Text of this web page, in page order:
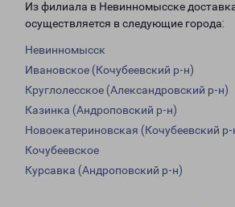
Из филиала в Невинномысске
осуществляется в следующие города:
Невинномысск
Ивановское (Кочубеевский р-н)
Круглолесское (Александровский р-н)
Казинка (Андроповский р-н)
Новоекатериновская (Кочубеевский р-
Кочубеевское
Курсавка (Андроповский р-н)